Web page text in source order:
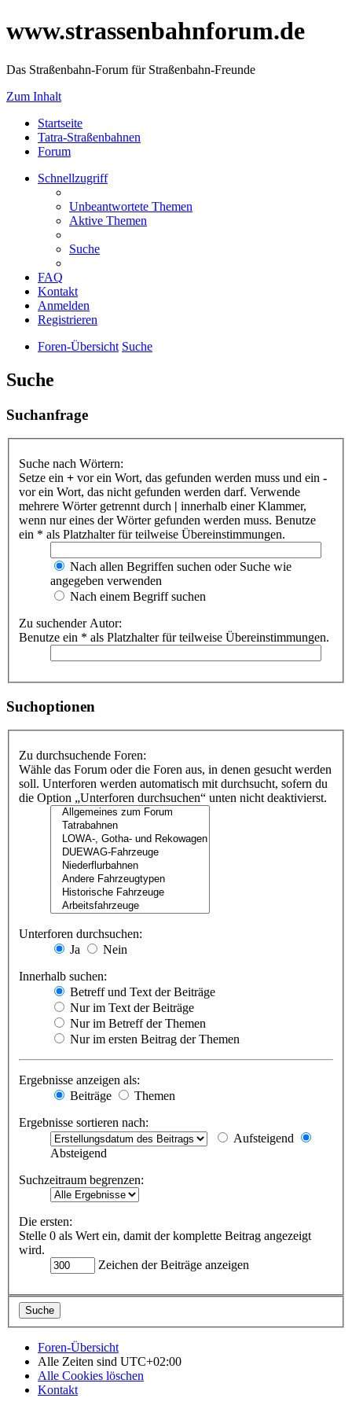
www.strassenbahnforum.de
Das Straßenbahn-Forum für Straßenbahn-Freunde
Zum Inhalt
Startseite
Tatra-Straßenbahnen
Forum
Schnellzugriff
Unbeantwortete Themen
Aktive Themen
Suche
FAQ
Kontakt
Anmelden
Registrieren
Foren-Übersicht Suche
Suche
Suchanfrage
Suche nach Wörtern:
Setze ein + vor ein Wort, das gefunden werden muss und ein -
vor ein Wort, das nicht gefunden werden darf. Verwende
mehrere Wörter getrennt durch | innerhalb einer Klammer,
wenn nur eines der Wörter gefunden werden muss. Benutze
ein * als Platzhalter für teilweise Übereinstimmungen.
Nach allen Begriffen suchen oder Suche wie
angegeben verwenden
Nach einem Begriff suchen
Zu suchender Autor:
Benutze ein * als Platzhalter für teilweise Übereinstimmungen.
Suchoptionen
Zu durchsuchende Foren:
Wähle das Forum oder die Foren aus, in denen gesucht werden
soll. Unterforen werden automatisch mit durchsucht, sofern du
die Option „Unterforen durchsuchen“ unten nicht deaktivierst.
Unterforen durchsuchen:
Ja
Nein
Innerhalb suchen:
Betreff und Text der Beiträge
Nur im Text der Beiträge
Nur im Betreff der Themen
Nur im ersten Beitrag der Themen
Ergebnisse anzeigen als:
Beiträge
Themen
Ergebnisse sortieren nach:
Aufsteigend
Absteigend
Suchzeitraum begrenzen:
Die ersten:
Stelle 0 als Wert ein, damit der komplette Beitrag angezeigt
wird.
Zeichen der Beiträge anzeigen
Foren-Übersicht
Alle Zeiten sind UTC+02:00
Alle Cookies löschen
Kontakt